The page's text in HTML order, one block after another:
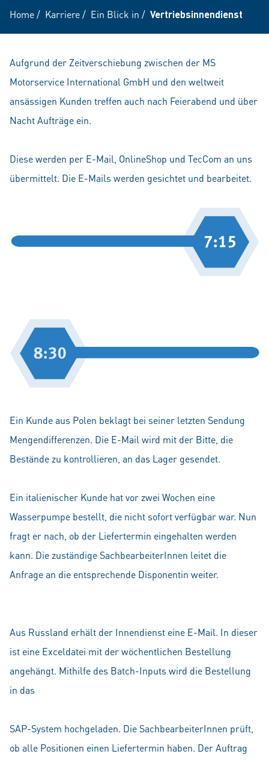
Home/ Karriere/ Ein Blick in / Vertriebsinnendienst
Aufgrund der Zeitverschiebung zwischen der MS
Motorservice International GmbH und den weltweit
ansässigen Kunden treffen auch nach Feierabend und über
Nacht Aufträge ein.
Diese werden per E-Mail, OnlineShop und TecCom an uns
übermittelt. Die E-Mails werden gesichtet und bearbeitet.
Ein Kunde aus Polen beklagt bei seiner letzten Sendung
Mengendifferenzen. Die E­-Mail wird mit der Bitte, die
Bestände zu kontrollieren, an das Lager gesendet.
Ein italienischer Kunde hat vor zwei Wochen eine
Wasserpumpe bestellt, die nicht sofort verfügbar war. Nun
fragt er nach, ob der Liefertermin eingehalten werden
kann. Die zuständige SachbearbeiterInnen leitet die
Anfrage an die entsprechende Disponentin weiter.
Aus Russland erhält der Innendienst eine E-Mail. In dieser
ist eine Exceldatei mit der wöchentlichen Bestellung
angehängt. Mithilfe des Batch-Inputs wird die Bestellung
in das
SAP-System hochgeladen. Die SachbearbeiterInnen prüft,
ob alle Positionen einen Liefertermin haben. Der Auftrag